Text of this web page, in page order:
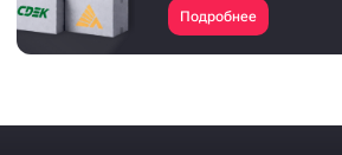
Подробнее